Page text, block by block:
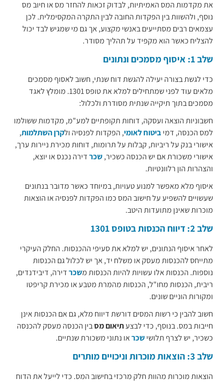
את מקדמות המס האמיתיות, לבדוק זכאות להחזר מס או חיוב מס
נוסף, ולהשוות בין הפקדות החובה לבין התקרה המקסימלית. לכן
עצמאים רבים מסתייעים באנשי מקצוע, אך גם מי שמגיש לבד יכול
להצליח כאשר הוא מקפיד על תהליך מסודר.
שלב 1: איסוף מסמכים ונתונים
כדי לגשת בצורה יעילה להגשת דוח שנתי, חשוב לאסוף מסמכים
מלאים עוד לפני שמתחילים למלא את טופס 1301. מומלץ לאגד
מסמכים בתוך תיקייה שנתית מסודרת ולכלול:
חשבוניות הוצאה ועסקה, דוחות תקופתיים למע"מ, מקדמות ששולמו
למס הכנסה, דמיביטוח לאומי, הפקדות לפנסיה ולקרן השתלמות,
אישורי בנק על ריביות, קבלות על תרומות, דוחות מכירת ניירות ערך,
אישורי משכורת אם יש הכנסה כשכיר,שכרדירה נכנס או יוצא,
והצהרות הון רלוונטיות.
איסוף מלא מאפשר למנוע טעויות, במיוחד כאשר מדובר בנתונים
שעשויים להשפיע על חישוב המס כמו הפקדות לפנסיה או הוצאות
מוכרות שאינן מתועדות היטב.
שלב 2: דיווח הכנסות בטופס 1301
לאחר איסוף הנתונים, יש למלא את סעיפי ההכנסות. החלק העיקרי
מתייחס להכנסות מעסק או משלח יד, אך יש לכלול גם הכנסות
נוספות. הכנסות אלו עשויות להיות הכנסות משכרדירה, דיבידנדים,
ריבית, הכנסות מחו"ל, הכנסות מהמרת מטבע או מכירת קריפטו
ומקורות הוניים שונים.
חשוב להבין כי רשות המסים דורשת דיווח מלא, גם אם הכנסות אינן
חייבות במס. בנוסף, כדי לבצעתיאום מסבין הכנסה מעסק להכנסה
כשכיר, יש לצרף תלושישכראו נתוני משכורת שנתיים.
שלב 3: הוצאות מוכרות וניכויים מותרים
הוצאות מוכרות מהוות חלק מרכזי בחישוב המס. כדי לייעל את הדוח